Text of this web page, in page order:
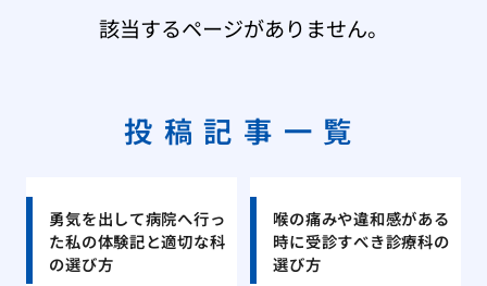
で
高
該当するページがありません。
投稿記事一覧
勇気を出して病院へ行っ
た私の体験記と適切な科
の選び方
喉の痛みや違和感がある
時に受診すべき診療科の
選び方